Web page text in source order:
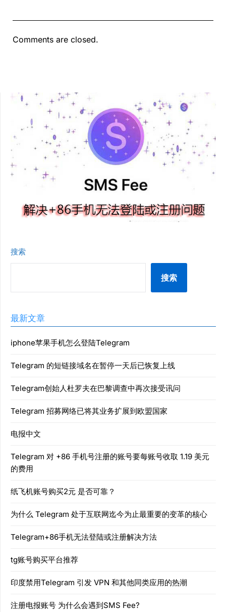
Comments are closed.
搜索
搜索
最新文章
iphone苹果手机怎么登陆Telegram
Telegram 的短链接域名在暂停一天后已恢复上线
Telegram创始人杜罗夫在巴黎调查中再次接受讯问
Telegram 招募网络已将其业务扩展到欧盟国家
电报中文
Telegram 对 +86 手机号注册的账号要每账号收取 1.19 美元
的费用
纸飞机账号购买2元 是否可靠？
为什么 Telegram 处于互联网迄今为止最重要的变革的核心
Telegram+86手机无法登陆或注册解决方法
tg账号购买平台推荐
印度禁用Telegram 引发 VPN 和其他同类应用的热潮
注册电报账号 为什么会遇到SMS Fee?